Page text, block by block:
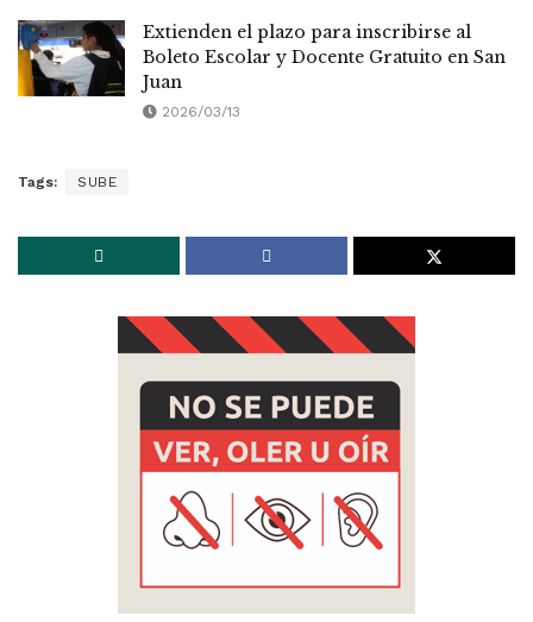
Extienden el plazo para inscribirse al
Boleto Escolar y Docente Gratuito en San
Juan
2026/03/13
Tags: SUBE